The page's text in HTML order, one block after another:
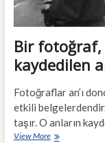
Bir fotoğraf,
kaydedilen
Fotoğraflar an’ı
etkili
taşır. O anların
View MoreBir